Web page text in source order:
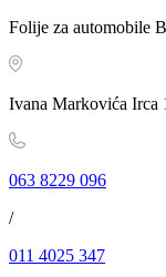
Folije za automobile
Ivana Markovića Irca
063 8229 096
/
011 4025 347